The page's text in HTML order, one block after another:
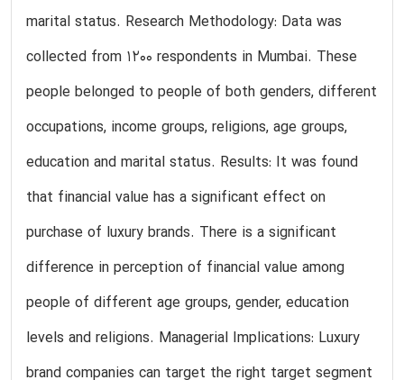
marital status. Research Methodology: Data was
collected from 1200 respondents in Mumbai. These
people belonged to people of both genders, different
occupations, income groups, religions, age groups,
education and marital status. Results: It was found
that financial value has a significant effect on
purchase of luxury brands. There is a significant
difference in perception of financial value among
people of different age groups, gender, education
levels and religions. Managerial Implications: Luxury
brand companies can target the right target segment